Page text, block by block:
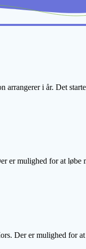
i år. Det
er mulighed for at løbe
Der er mulighed for